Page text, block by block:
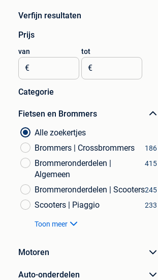
Verfijn resultaten
Prijs
van
€
tot
€
Categorie
Fietsen en Brommers
Alle zoekertjes
Brommers | Crossbrommers
186
Brommeronderdelen |
Algemeen
415
Brommeronderdelen | Scooters245
Scooters | Piaggio 233
Toon meer
Motoren
Auto-onderdelen